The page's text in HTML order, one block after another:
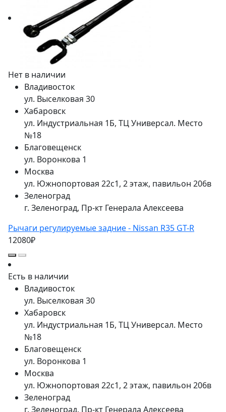
Нет в наличии
Владивосток
ул. Выселковая 30
Хабаровск
ул. Индустриальная 1Б, ТЦ Универсал. Место
№18
Благовещенск
ул. Воронкова 1
Москва
ул. Южнопортовая 22с1, 2 этаж, павильон 206в
Зеленоград
г. Зеленоград, Пр-кт Генерала Алексеева
Рычаги регулируемые задние - Nissan R35 GT-R
12080₽
Есть в наличии
Владивосток
ул. Выселковая 30
Хабаровск
ул. Индустриальная 1Б, ТЦ Универсал. Место
№18
Благовещенск
ул. Воронкова 1
Москва
ул. Южнопортовая 22с1, 2 этаж, павильон 206в
Зеленоград
г. Зеленоград, Пр-кт Генерала Алексеева